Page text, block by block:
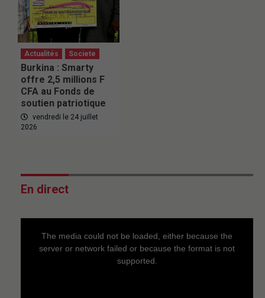
Actualités Societe
Burkina : Smarty
offre 2,5 millions F
CFA au Fonds de
soutien patriotique
vendredi le 24 juillet
2026
En direct
The media could not be loaded, either because the
server or network failed or because the format is not
supported.